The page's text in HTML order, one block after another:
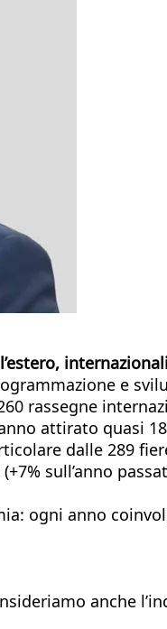
e
rassegne
attirato quasi
dalle 289
sull’anno
ogni anno
anche